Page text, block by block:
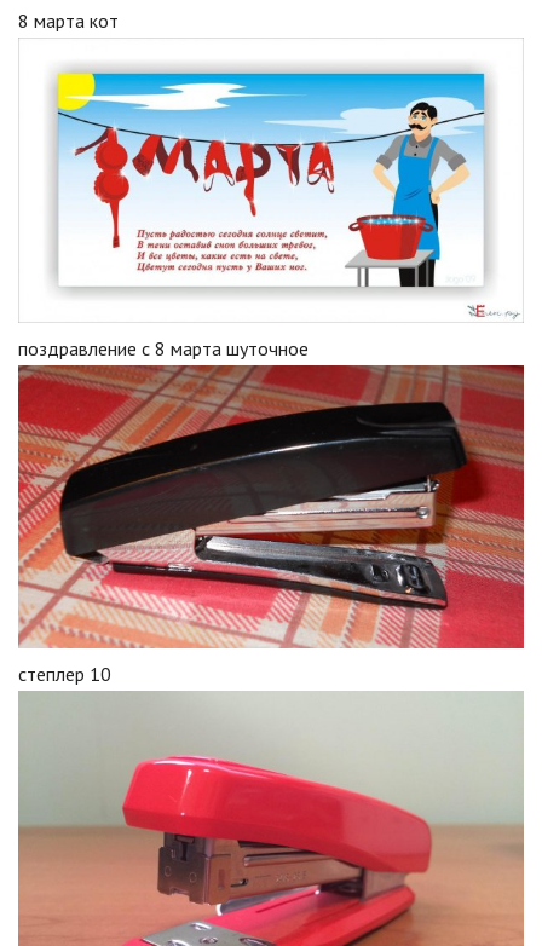
8 марта кот
поздравление с 8 марта шуточное
степлер 10